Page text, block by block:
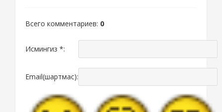
Всего комментариев: 0
Исмингиз *:
Email(шартмас):